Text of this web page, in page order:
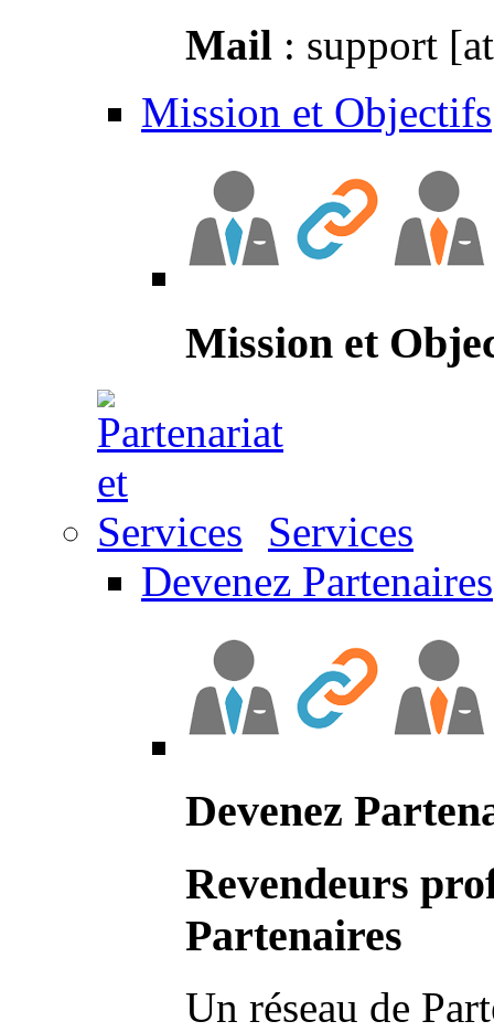
Mail : support
Mission et Objectifs
Mission et
Services
Devenez Partenaires
Devenez
Revendeurs
Partenaires
Un réseau de